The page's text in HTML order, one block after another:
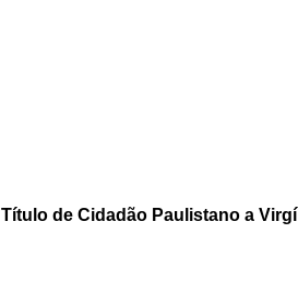
Título de Cidadão Paulistano a